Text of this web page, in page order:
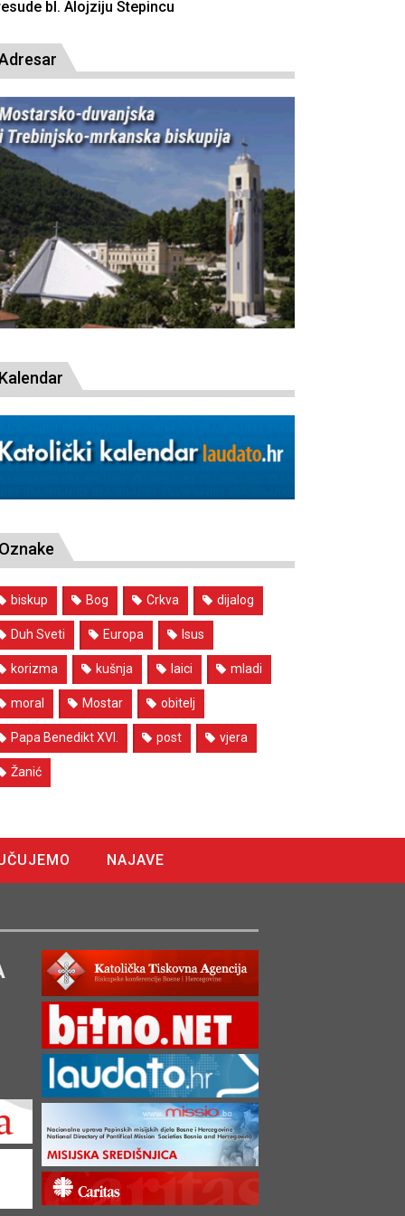
Kalendar
Oznake
biskup Bog Crkva dijalog
Duh Sveti Europa Isus
korizma kušnja laici mladi
moral Mostar obitelj
Papa Benedikt XVI. post vjera
Žanić
NAJAVE